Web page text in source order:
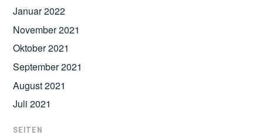
Januar 2022
November 2021
Oktober 2021
September 2021
August 2021
Juli 2021
SEITEN